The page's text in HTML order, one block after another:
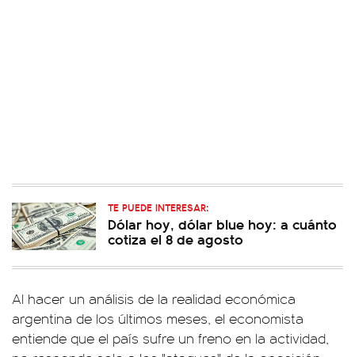
TE PUEDE INTERESAR:
Dólar hoy, dólar blue hoy: a cuánto
cotiza el 8 de agosto
Al hacer un análisis de la realidad económica
argentina de los últimos meses, el economista
entiende que el país sufre un freno en la actividad,